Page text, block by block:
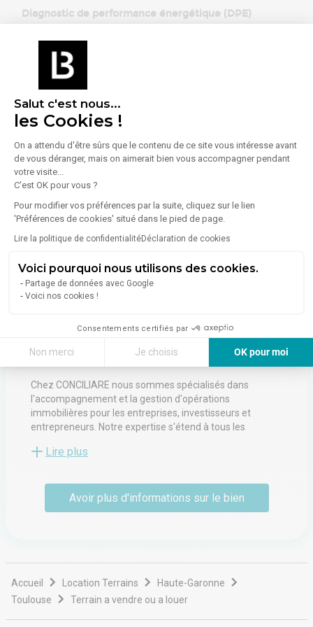
Salut c'est nous...
les Cookies !
On a attendu d'être sûrs que le contenu de ce site vous intéresse avant
de vous déranger, mais on aimerait bien vous accompagner pendant
votre visite...
C'est OK pour vous ?
Pour modifier vos préférences par la suite, cliquez sur le lien
'Préférences de cookies' situé dans le pied de page.
Lire la politique de confidentialitéDéclaration de cookies
Voici pourquoi nous utilisons des cookies.
Partage de données avec Google
Voici nos cookies !
Consentements certifiés par
Non merci Je choisis
OK pour moi
Notre plateforme vous permet d'adapter et de gérer vos paramètres
Diagnostic de performance énergétique (DPE)
Consommation (énergie primaire) :
À propos de l'agence
CONCILIARE
6 Place Du Président Thomas Woodrow Wilson
Voir toutes les annonces de l'agence
Chez CONCILIARE nous sommes spécialisés dans
l'accompagnement et la gestion d'opérations
immobilières pour les entreprises, investisseurs et
entrepreneurs. Notre expertise s'étend à tous les
commerciaux, entrepôts, commerces, terrains à bâtir,
Nous offrons des solutions sur mesure, adaptées à vos
besoins et à vos objectifs stratégiques.
Conseils et accompagnement personnalisé aux
recherche exclusifs pour répondre aux besoins
spécifiques de nos clients.
Nos services :
Location et vente de biens immobiliers d'entreprise : Que
Lire plus
Avoir plus d'informations sur le bien
Accueil Location Terrains
Haute-Garonne
Toulouse
Terrain a vendre ou a louer